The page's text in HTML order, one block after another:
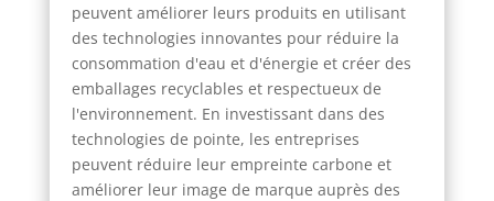
peuvent améliorer leurs produits en utilisant
des technologies innovantes pour réduire la
consommation d'eau et d'énergie et créer des
emballages recyclables et respectueux de
l'environnement. En investissant dans des
technologies de pointe, les entreprises
peuvent réduire leur empreinte carbone et
améliorer leur image de marque auprès des